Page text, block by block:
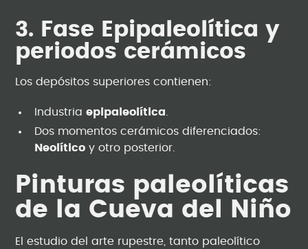
3. Fase Epipaleolítica y
periodos cerámicos
Los depósitos superiores contienen:
Industriaepipaleolítica
Dos momentos cerámicos diferenciados:
Neolítico y otro posterior.
Pinturas paleolíticas
de la Cueva del Niño
El estudio del arte rupestre, tanto paleolítico